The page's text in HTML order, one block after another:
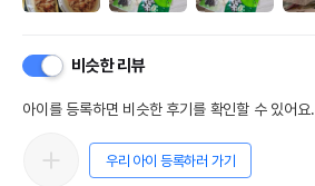
비슷한 리뷰
아이를 등록하면 비슷한 후기를 확인할 수 있어요.
우리 아이 등록하러 가기